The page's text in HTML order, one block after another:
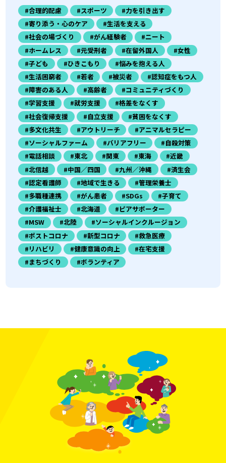
#合理的配慮 #スポーツ
#力を引き出す
#寄り添う・心のケア
#生活を支える
#社会の場づくり
#がん経験者
#ニート
#ホームレス
#元受刑者 #在留外国人
#女性
#子ども
#ひきこもり
#悩みを抱える人
#生活困窮者
#若者 #被災者
#認知症をもつ人
#障害のある人
#高齢者
#コミュニティづくり
#学習支援
#就労支援
#格差をなくす
#社会復帰支援
#自立支援
#貧困をなくす
#多文化共生
#アウトリーチ
#アニマルセラピー
#ソーシャルファーム
#バリアフリー
#自殺対策
#電話相談
#東北 #関東 #東海
#近畿
#北信越
#中国／四国 #九州／沖縄
#済生会
#認定看護師
#地域で生きる
#管理栄養士
#多職種連携
#がん患者 #SDGs
#子育て
#介護福祉士
#北海道
#ピアサポーター
#MSW
#北陸
#ソーシャルインクルージョン
#ポストコロナ
#新型コロナ
#救急医療
#リハビリ
#健康意識の向上
#在宅支援
#まちづくり
#ボランティア